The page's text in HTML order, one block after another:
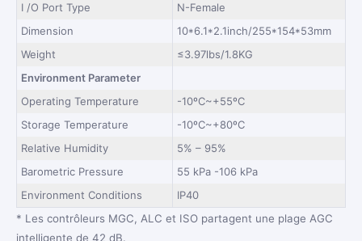
I /O Port Type
N-Female
Dimension
10*6.1*2.1inch/255*154*53mm
Weight
≤3.97lbs/1.8KG
Environment Parameter
Operating Temperature
-10ºC~+55ºC
Storage Temperature
-10ºC~+80ºC
Relative Humidity
5% – 95%
Barometric Pressure
55 kPa -106 kPa
Environment Conditions
IP40
* Les contrôleurs MGC, ALC et ISO partagent une plage AGC
intelligente de 42 dB.